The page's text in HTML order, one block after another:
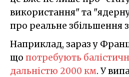
використання" та
про реальне збільшення
Наприклад, зараз у
що потребують
дальністю 2000 км. У